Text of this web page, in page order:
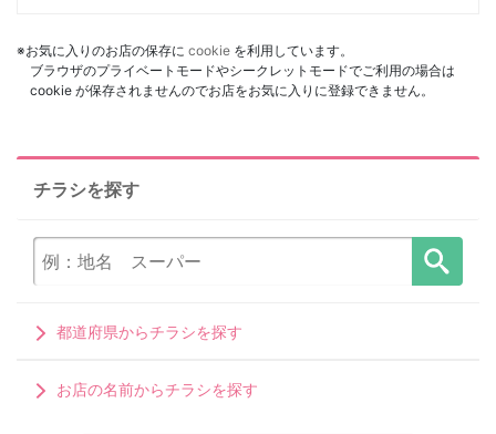
※お気に入りのお店の保存に cookie を利用しています。
ブラウザのプライベートモードやシークレットモードでご利用の場合は
cookie が保存されませんのでお店をお気に入りに登録できません。
チラシを探す
都道府県からチラシを探す
お店の名前からチラシを探す